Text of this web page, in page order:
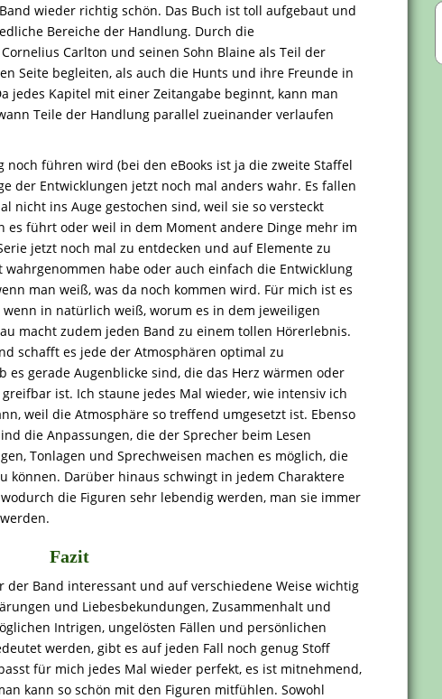
wieder richtig schön. Das Buch ist toll aufgebaut und
Bereiche der Handlung. Durch die
Carlton und seinen Sohn Blaine als Teil der
Seite begleiten, als auch die Hunts und ihre Freunde in
jedes Kapitel mit einer Zeitangabe beginnt, kann man
Teile der Handlung parallel zueinander verlaufen
führen wird (bei den eBooks ist ja die zweite Staffel
der Entwicklungen jetzt noch mal anders wahr. Es fallen
nicht ins Auge gestochen sind, weil sie so versteckt
es führt oder weil in dem Moment andere Dinge mehr im
jetzt noch mal zu entdecken und auf Elemente zu
habe oder auch einfach die Entwicklung
man weiß, was da noch kommen wird. Für mich ist es
in natürlich weiß, worum es in dem jeweiligen
macht zudem jeden Band zu einem tollen Hörerlebnis.
schafft es jede der Atmosphären optimal zu
es gerade Augenblicke sind, die das Herz wärmen oder
ist. Ich staune jedes Mal wieder, wie intensiv ich
weil die Atmosphäre so treffend umgesetzt ist. Ebenso
die Anpassungen, die der Sprecher beim Lesen
Tonlagen und Sprechweisen machen es möglich, die
können. Darüber hinaus schwingt in jedem Charaktere
die Figuren sehr lebendig werden, man sie immer
Fazit
der Band interessant und auf verschiedene Weise wichtig
und Liebesbekundungen, Zusammenhalt und
Intrigen, ungelösten Fällen und persönlichen
werden, gibt es auf jeden Fall noch genug Stoff
für mich jedes Mal wieder perfekt, es ist mitnehmend,
kann so schön mit den Figuren mitfühlen. Sowohl